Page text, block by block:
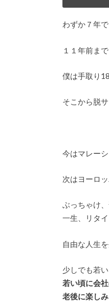
わずか７年
１１年前まで
僕は手取り
そこから脱
今はマレー
次はヨーロ
ぶっちゃけ
一生、リタ
自由な人生
少しでも若
若い頃に会
老後に楽し